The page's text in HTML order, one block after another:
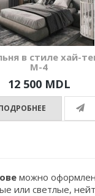
в стиле хай-
М-4
12 500 MDL
можно
светлые,